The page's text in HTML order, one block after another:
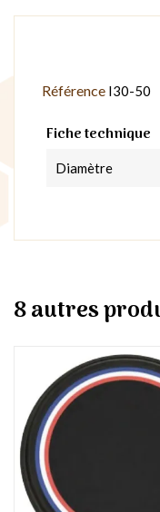
Référence I30-50
Fiche technique
Diamètre
8 autres